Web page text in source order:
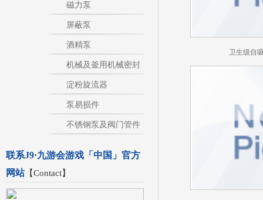
磁力泵
屏蔽泵
酒精泵
机械及釜用机械密封
淀粉旋流器
泵易损件
不锈钢泵及阀门管件
联系J9·九游会游戏「中国」官方
网站【Contact】
卫生级自